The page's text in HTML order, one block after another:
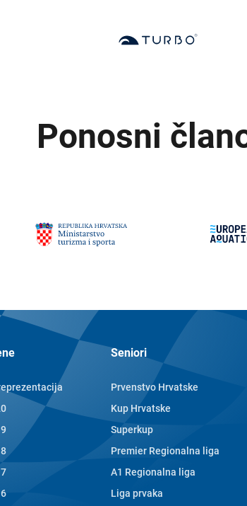
Ponosni
Seniori
Prvenstvo Hrvatske
Kup Hrvatske
Superkup
Premier Regionalna liga
A1 Regionalna liga
Liga prvaka